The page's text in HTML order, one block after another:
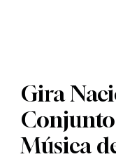
Gira
Música